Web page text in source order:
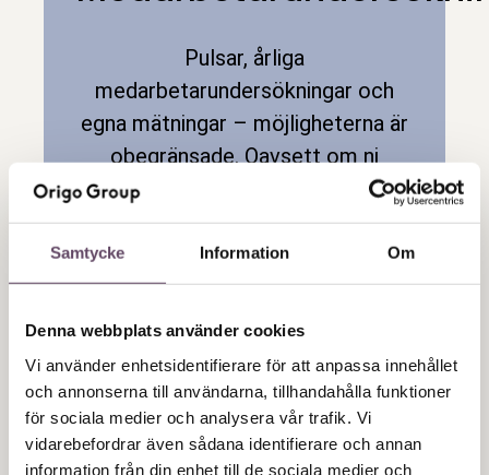
Samtycke Information Om
Denna webbplats använder cookies
Vi använder enhetsidentifierare för att anpassa innehållet
och annonserna till användarna, tillhandahålla funktioner
för sociala medier och analysera vår trafik. Vi
vidarebefordrar även sådana identifierare och annan
information från din enhet till de sociala medier och
Pulsar, årliga
medarbetarundersökningar och
egna mätningar – möjligheterna är
obegränsade. Oavsett om ni
sköter verktyget själva eller tar
hjälp av oss så ser vi till att
verktyget anpassas till er. Smidiga
och pedagogiska grafer och
prioriteringar blandas med
stödmaterial som är riktade till
just er verksamhet. Smart,
okomplicerat och anpassningsbart.